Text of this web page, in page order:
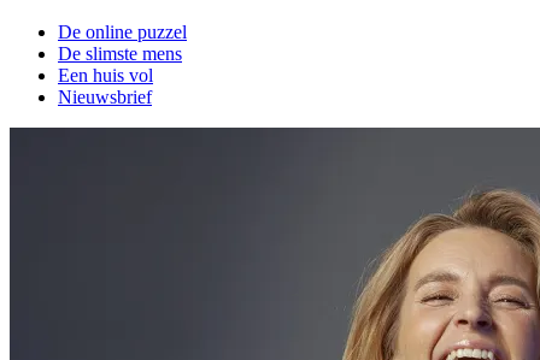
De online puzzel
De slimste mens
Een huis vol
Nieuwsbrief